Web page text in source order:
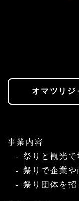
オマツリジ
事業内容
祭りと観光で
祭りで企業や
祭り団体を招